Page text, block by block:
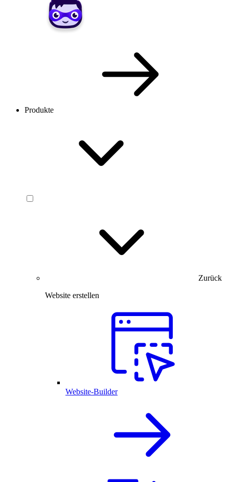
Produkte
Zurück
Website erstellen
Website-Builder